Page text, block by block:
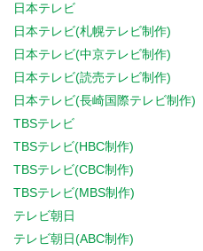
日本テレビ
日本テレビ(札幌テレビ制作)
日本テレビ(中京テレビ制作)
日本テレビ(読売テレビ制作)
日本テレビ(長崎国際テレビ制作)
TBSテレビ
TBSテレビ(HBC制作)
TBSテレビ(CBC制作)
TBSテレビ(MBS制作)
テレビ朝日
テレビ朝日(ABC制作)